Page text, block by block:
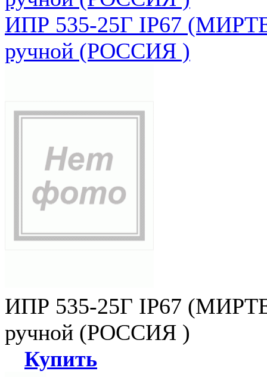
ИПР 535-25Г IP67
ручной (РОССИЯ )
ИПР 535-25Г IP67
ручной (РОССИЯ )
Купить